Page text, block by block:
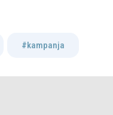
#kampanja